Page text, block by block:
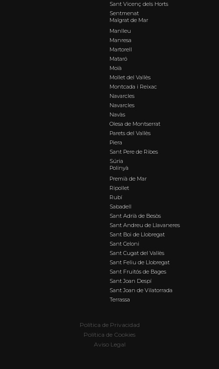
Sant Vicenç dels Horts
Sentmenat
Malgrat de Mar
Manlleu
Manresa
Martorell
Mataró
Moià
Mollet del Vallès
Montcada i Reixac
Navarcles
Navarcles
Navàs
Olesa de Montserrat
Parets del Vallès
Piera
Sant Pere de Ribes
Súria
Polinyà
Premià de Mar
Ripollet
Rubí
Sabadell
Sant Adrià de Besòs
Sant Andreu de Llavaneres
Sant Boi de Llobregat
Sant Celoni
Sant Cugat del Vallès
Sant Feliu de Llobregat
Sant Fruitós de Bages
Sant Joan Despí
Sant Joan de Vilatorrada
Terrassa
Política de Privacidad
Política de Cookies
Aviso Legal